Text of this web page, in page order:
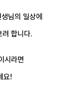
님의 일상에
려 합니다.
시라면
요!